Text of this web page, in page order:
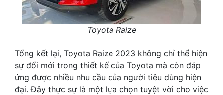
Toyota Raize
Tổng kết lại, Toyota Raize 2023 không chỉ thể hiện
sự đổi mới trong thiết kế của Toyota mà còn đáp
ứng được nhiều nhu cầu của người tiêu dùng hiện
đại. Đây thực sự là một lựa chọn tuyệt vời cho việc